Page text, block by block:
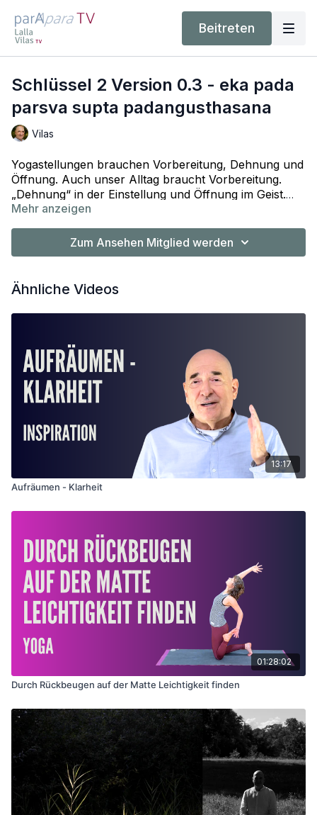
Beitreten
Schlüssel 2 Version 0.3 - eka pada
parsva supta padangusthasana
Vilas
Yogastellungen brauchen Vorbereitung, Dehnung und
Öffnung. Auch unser Alltag braucht Vorbereitung.
„Dehnung“ in der Einstellung und Öffnung im Geist.
Der Wunsch in der Meditationspraxis ruhig, aufrecht
Öffnung. Der Einfluss der Schlüssel auf die
regelmäßige Yogapraxis und den Alltag ist enorm.
universellen Ausrichtungsprinzipien, garantieren sie
bei allen Beugen, nach vorne, nach hinten und zur
Seite, hohe Flexibilität, integrierte Gelenke und einen
weicher, und der Geist sanfter und weniger
„verbissen“. Im Alltag schenken sie uns ein
beschwerdefreieres Sitzen. Werden die Schlüssel
regelmäßig geübt, stellt sich mit der Zeit auch die
spirituelle Erfahrung ein. Ein ruhiges zu sich selbst
Mehr anzeigen
Zum Ansehen Mitglied werden
Ähnliche Videos
13:17
Aufräumen - Klarheit
01:28:02
Durch Rückbeugen auf der Matte Leichtigkeit finden